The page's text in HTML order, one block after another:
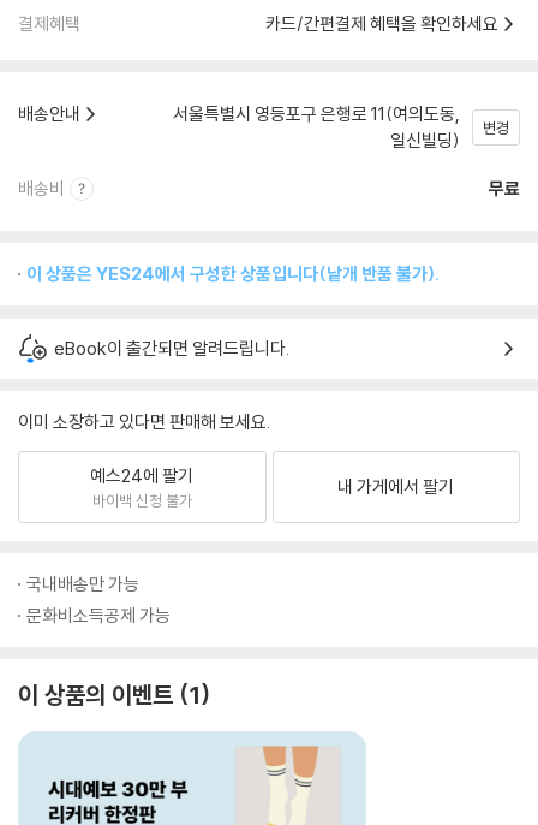
결제혜택 카드/간편결제 혜택을 확인하세요
배송안내
서울특별시 영등포구 은행로 11(여의도동,
일신빌딩)
변경
배송비 무료
이 상품은 YES24에서 구성한 상품입니다(낱개 반품 불가).
eBook이 출간되면 알려드립니다.
이미 소장하고 있다면 판매해 보세요.
예스24에 팔기
바이백 신청 불가
내 가게에서 팔기
국내배송만 가능
문화비소득공제 가능
이 상품의 이벤트 1